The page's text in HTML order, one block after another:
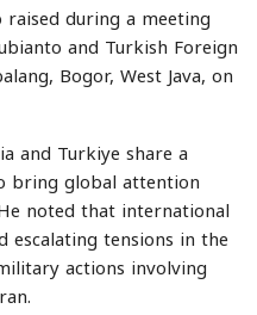
raised during a meeting
and Turkish Foreign
Bogor, West Java, on
and Turkiye share a
bring global attention
noted that international
escalating tensions in the
actions involving